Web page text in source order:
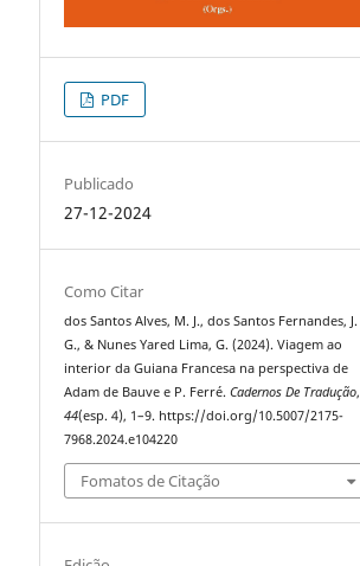
PDF
Publicado
27-12-2024
Como Citar
dos Santos Alves, M. J., dos Santos Fernandes, J.
G., & Nunes Yared Lima, G. (2024). Viagem ao
interior da Guiana Francesa na perspectiva de
Adam de Bauve e P. Ferré.Cadernos De Tradução,
44(esp. 4), 1–9. https://doi.org/10.5007/2175-
7968.2024.e104220
Fomatos de Citação